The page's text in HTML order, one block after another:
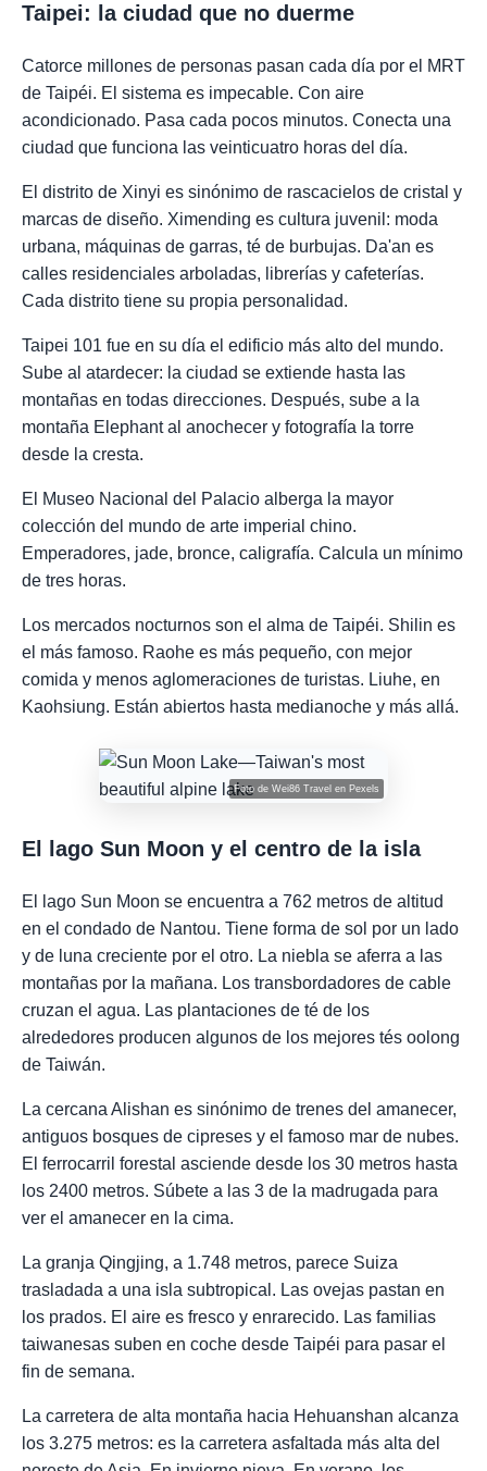
Taipei: la ciudad que no duerme
Catorce millones de personas pasan cada día por el MRT
de Taipéi. El sistema es impecable. Con aire
acondicionado. Pasa cada pocos minutos. Conecta una
ciudad que funciona las veinticuatro horas del día.
El distrito de Xinyi es sinónimo de rascacielos de cristal y
marcas de diseño. Ximending es cultura juvenil: moda
urbana, máquinas de garras, té de burbujas. Da'an es
calles residenciales arboladas, librerías y cafeterías.
Cada distrito tiene su propia personalidad.
Taipei 101 fue en su día el edificio más alto del mundo.
Sube al atardecer: la ciudad se extiende hasta las
montañas en todas direcciones. Después, sube a la
montaña Elephant al anochecer y fotografía la torre
desde la cresta.
El Museo Nacional del Palacio alberga la mayor
colección del mundo de arte imperial chino.
Emperadores, jade, bronce, caligrafía. Calcula un mínimo
de tres horas.
Los mercados nocturnos son el alma de Taipéi. Shilin es
el más famoso. Raohe es más pequeño, con mejor
comida y menos aglomeraciones de turistas. Liuhe, en
Kaohsiung. Están abiertos hasta medianoche y más allá.
Foto de Wei86 Travel en Pexels
El lago Sun Moon y el centro de la isla
El lago Sun Moon se encuentra a 762 metros de altitud
en el condado de Nantou. Tiene forma de sol por un lado
y de luna creciente por el otro. La niebla se aferra a las
montañas por la mañana. Los transbordadores de cable
cruzan el agua. Las plantaciones de té de los
alrededores producen algunos de los mejores tés oolong
de Taiwán.
La cercana Alishan es sinónimo de trenes del amanecer,
antiguos bosques de cipreses y el famoso mar de nubes.
El ferrocarril forestal asciende desde los 30 metros hasta
los 2400 metros. Súbete a las 3 de la madrugada para
ver el amanecer en la cima.
La granja Qingjing, a 1.748 metros, parece Suiza
trasladada a una isla subtropical. Las ovejas pastan en
los prados. El aire es fresco y enrarecido. Las familias
taiwanesas suben en coche desde Taipéi para pasar el
fin de semana.
La carretera de alta montaña hacia Hehuanshan alcanza
los 3.275 metros: es la carretera asfaltada más alta del